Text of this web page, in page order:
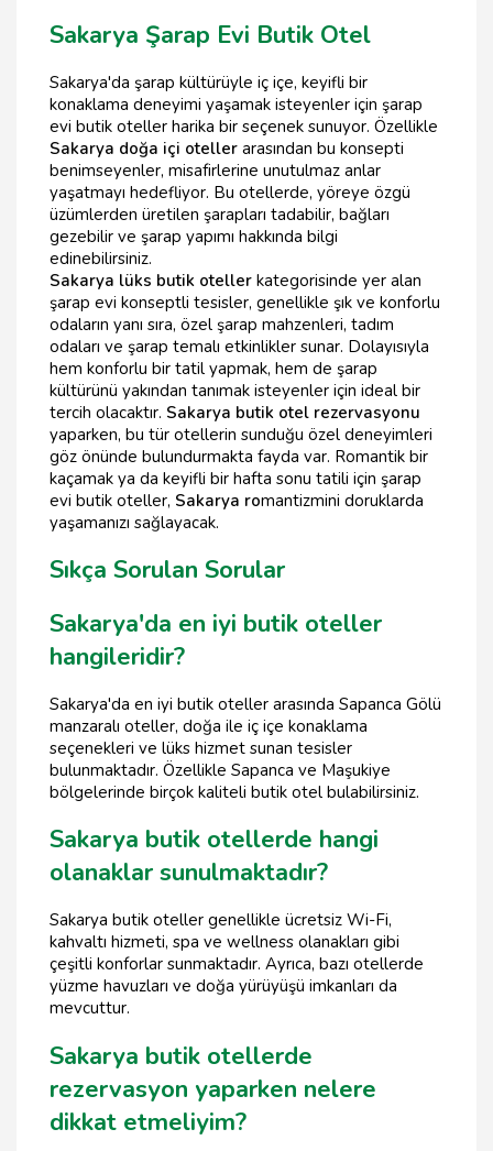
Sakarya Şarap Evi Butik Otel
Sakarya'da şarap kültürüyle iç içe, keyifli bir
konaklama deneyimi yaşamak isteyenler için şarap
evi butik oteller harika bir seçenek sunuyor. Özellikle
Sakarya doğa içi oteller arasından bu konsepti
benimseyenler, misafirlerine unutulmaz anlar
yaşatmayı hedefliyor. Bu otellerde, yöreye özgü
üzümlerden üretilen şarapları tadabilir, bağları
gezebilir ve şarap yapımı hakkında bilgi
edinebilirsiniz.
Sakarya lüks butik oteller kategorisinde yer alan
şarap evi konseptli tesisler, genellikle şık ve konforlu
odaların yanı sıra, özel şarap mahzenleri, tadım
odaları ve şarap temalı etkinlikler sunar. Dolayısıyla
hem konforlu bir tatil yapmak, hem de şarap
kültürünü yakından tanımak isteyenler için ideal bir
tercih olacaktır. Sakarya butik otel rezervasyonu
yaparken, bu tür otellerin sunduğu özel deneyimleri
göz önünde bulundurmakta fayda var. Romantik bir
kaçamak ya da keyifli bir hafta sonu tatili için şarap
evi butik oteller, Sakarya romantizmini doruklarda
yaşamanızı sağlayacak.
Sıkça Sorulan Sorular
Sakarya'da en iyi butik oteller
hangileridir?
Sakarya'da en iyi butik oteller arasında Sapanca Gölü
manzaralı oteller, doğa ile iç içe konaklama
seçenekleri ve lüks hizmet sunan tesisler
bulunmaktadır. Özellikle Sapanca ve Maşukiye
bölgelerinde birçok kaliteli butik otel bulabilirsiniz.
Sakarya butik otellerde hangi
olanaklar sunulmaktadır?
Sakarya butik oteller genellikle ücretsiz Wi-Fi,
kahvaltı hizmeti, spa ve wellness olanakları gibi
çeşitli konforlar sunmaktadır. Ayrıca, bazı otellerde
yüzme havuzları ve doğa yürüyüşü imkanları da
mevcuttur.
Sakarya butik otellerde
rezervasyon yaparken nelere
dikkat etmeliyim?